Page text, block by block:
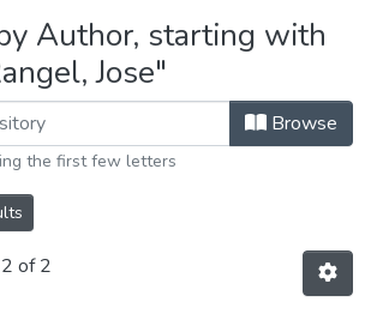
Author, starting with
Jose"
Browse
the first few letters
of 2